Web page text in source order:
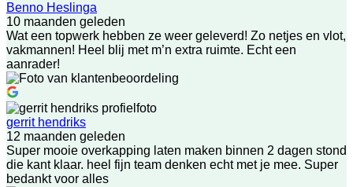
Benno Heslinga
10 maanden geleden
Wat een topwerk hebben ze weer geleverd! Zo netjes en vlot,
vakmannen! Heel blij met m’n extra ruimte. Echt een
aanrader!
gerrit hendriks
12 maanden geleden
Super mooie overkapping laten maken binnen 2 dagen stond
die kant klaar. heel fijn team denken echt met je mee. Super
bedankt voor alles